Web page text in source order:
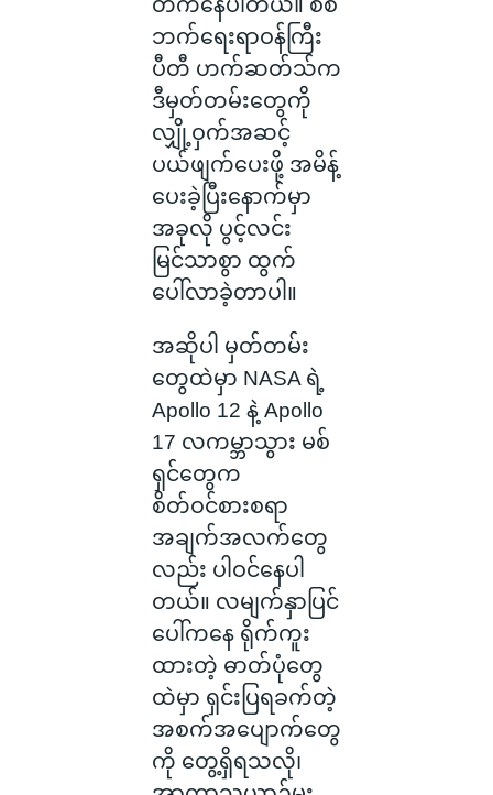
တက်နေပါတယ်။ စစ်
ဘက်ရေးရာဝန်ကြီး
ပီတီ ဟက်ဆတ်သ်က
ဒီမှတ်တမ်းတွေကို
လျှို့ဝှက်အဆင့်
ပယ်ဖျက်ပေးဖို့ အမိန့်
ပေးခဲ့ပြီးနောက်မှာ
အခုလို ပွင့်လင်း
မြင်သာစွာ ထွက်
ပေါ်လာခဲ့တာပါ။
အဆိုပါ မှတ်တမ်း
တွေထဲမှာ NASA ရဲ့
Apollo 12 နဲ့ Apollo
17 လကမ္ဘာသွား မစ်
ရှင်တွေက
စိတ်ဝင်စားစရာ
အချက်အလက်တွေ
လည်း ပါဝင်နေပါ
တယ်။ လမျက်နှာပြင်
ပေါ်ကနေ ရိုက်ကူး
ထားတဲ့ ဓာတ်ပုံတွေ
ထဲမှာ ရှင်းပြရခက်တဲ့
အစက်အပျောက်တွေ
ကို တွေ့ရှိရသလို၊